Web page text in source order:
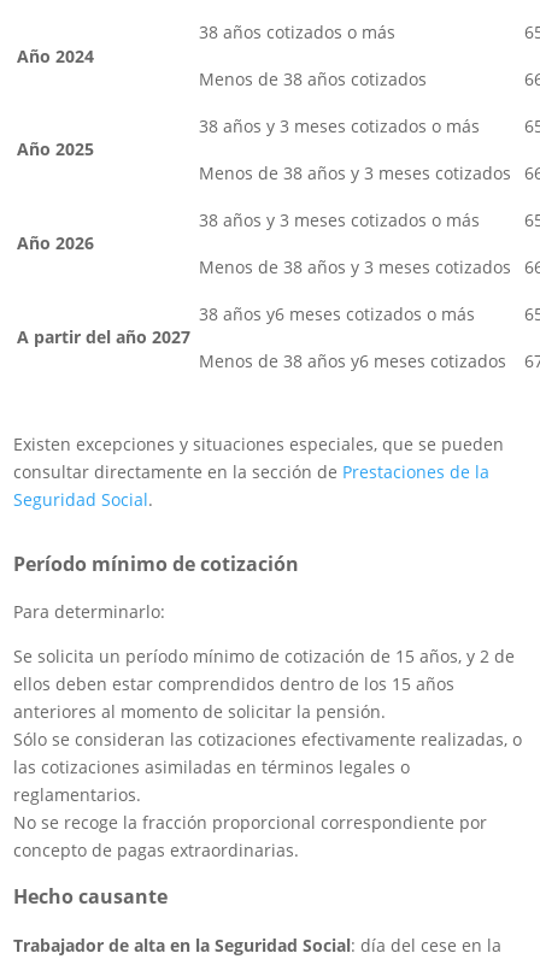
Año 2024
38 años cotizados o más
Menos de 38 años cotizados
Año 2025
38 años y 3 meses cotizados o más
Menos de 38 años y 3 meses cotizados
Año 2026
38 años y 3 meses cotizados o más
Menos de 38 años y 3 meses cotizados
A partir del año 2027
38 años y6 meses cotizados o más
Menos de 38 años y6 meses cotizados
Existen excepciones y situaciones especiales, que se pueden
consultar directamente en la sección de Prestaciones de la
Seguridad Social.
Período mínimo de cotización
Para determinarlo:
Se solicita un período mínimo de cotización de 15 años, y 2 de
ellos deben estar comprendidos dentro de los 15 años
anteriores al momento de solicitar la pensión.
Sólo se consideran las cotizaciones efectivamente realizadas, o
las cotizaciones asimiladas en términos legales o
reglamentarios.
No se recoge la fracción proporcional correspondiente por
concepto de pagas extraordinarias.
Hecho causante
Trabajador de alta en la Seguridad Social: día del cese en la